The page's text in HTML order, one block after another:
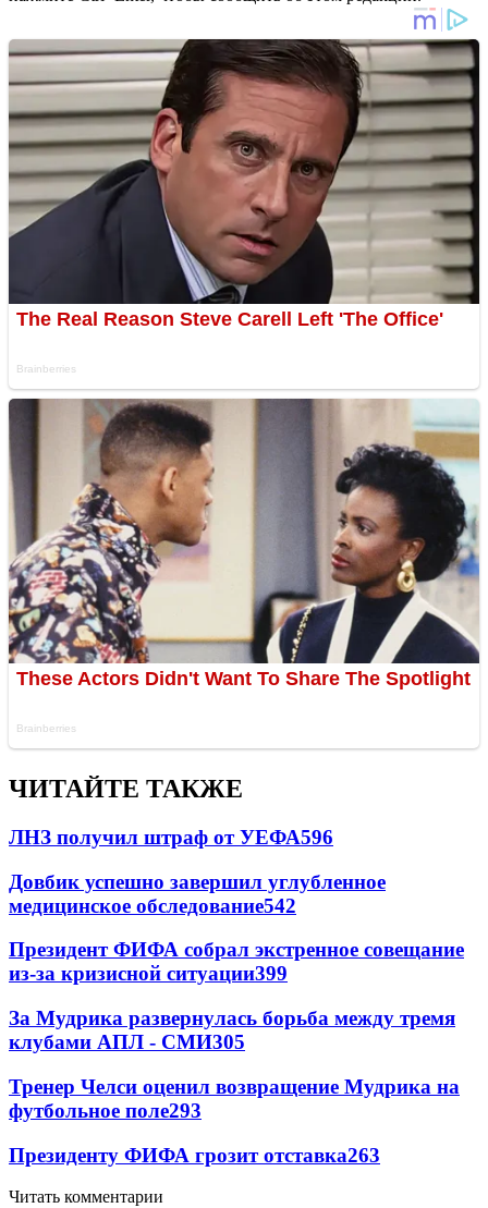
ЧИТАЙТЕ ТАКЖЕ
ЛНЗ получил штраф от УЕФА596
Довбик успешно завершил углубленное
медицинское обследование542
Президент ФИФА собрал экстренное совещание
из-за кризисной ситуации399
За Мудрика развернулась борьба между тремя
клубами АПЛ - СМИ305
Тренер Челси оценил возвращение Мудрика на
футбольное поле293
Президенту ФИФА грозит отставка263
Читать комментарии